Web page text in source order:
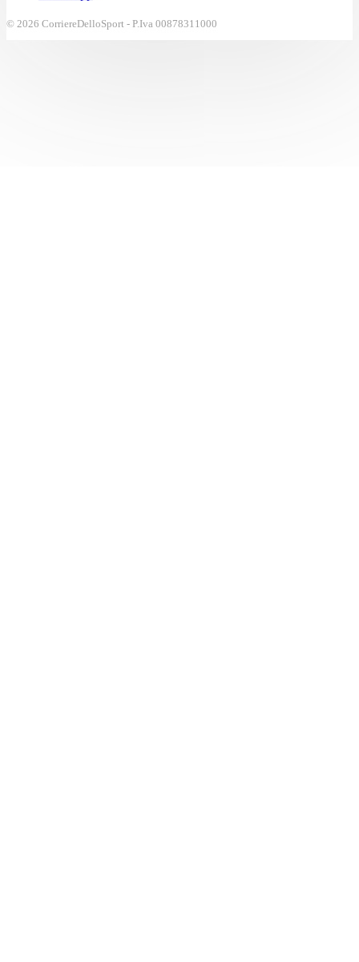
© 2026 CorriereDelloSport - P.Iva 00878311000